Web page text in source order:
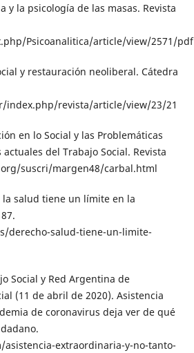
y la psicología de las masas. Revista
Psicoanalitica/article/view/2571/pdf
y restauración neoliberal. Cátedra
revista/article/view/23/21
en lo Social y las Problemáticas
del Trabajo Social. Revista
suscri/margen48/carbal.html
la salud tiene un límite en la
derecho-salud-tiene-un-limite-
Social y Red Argentina de
(11 de abril de 2020). Asistencia
de coronavirus deja ver de qué
extraordinaria-y-no-tanto-